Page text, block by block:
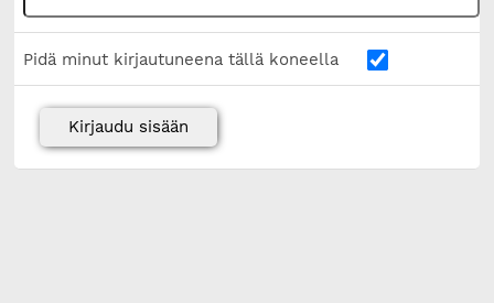
Pidä minut kirjautuneena tällä koneella